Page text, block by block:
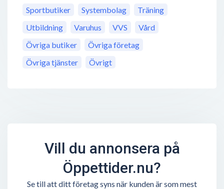
Sportbutiker
Systembolag
Träning
Utbildning
Varuhus VVS
Vård
Övriga butiker
Övriga företag
Övriga tjänster
Övrigt
Vill du annonsera på
Öppettider.nu?
Se till att ditt företag syns när kunden är som mest